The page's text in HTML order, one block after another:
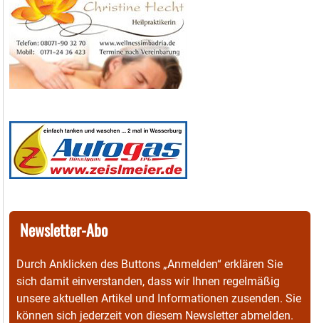
Newsletter-Abo
Durch Anklicken des Buttons „Anmelden“ erklären Sie
sich damit einverstanden, dass wir Ihnen regelmäßig
unsere aktuellen Artikel und Informationen zusenden. Sie
können sich jederzeit von diesem Newsletter abmelden.